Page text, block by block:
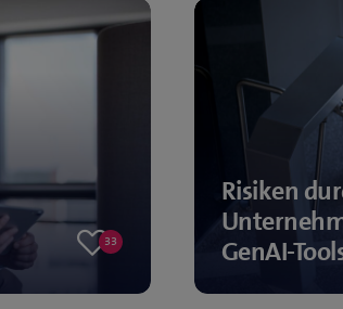
33
33
Risiken
GenAI-